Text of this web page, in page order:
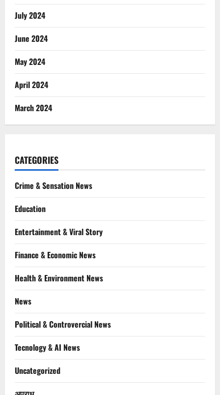
July 2024
June 2024
May 2024
April 2024
March 2024
CATEGORIES
Crime & Sensation News
Education
Entertainment & Viral Story
Finance & Economic News
Health & Environment News
News
Political & Controvercial News
Tecnology & AI News
Uncategorized